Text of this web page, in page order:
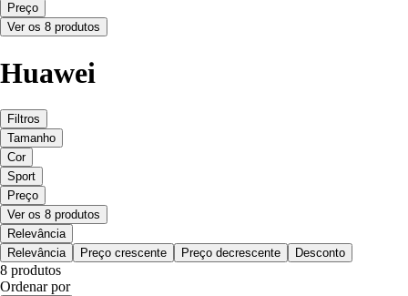
Preço
Ver os 8 produtos
Huawei
Filtros
Tamanho
Cor
Sport
Preço
Ver os 8 produtos
Relevância
Relevância
Preço crescente Preço decrescente Desconto
8 produtos
Ordenar por